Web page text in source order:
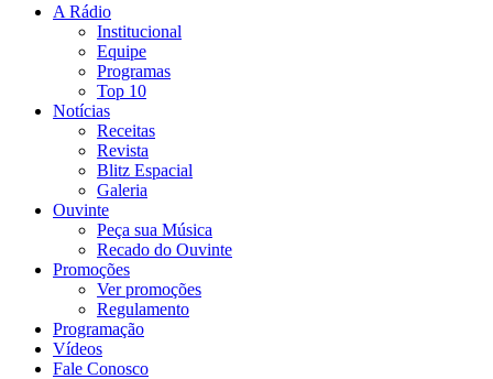
A Rádio
Institucional
Equipe
Programas
Top 10
Notícias
Receitas
Revista
Blitz Espacial
Galeria
Ouvinte
Peça sua Música
Recado do Ouvinte
Promoções
Ver promoções
Regulamento
Programação
Vídeos
Fale Conosco